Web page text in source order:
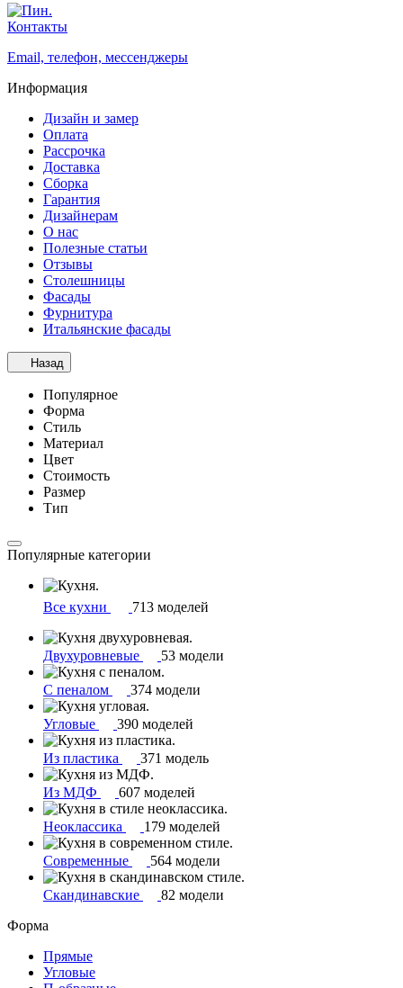
Контакты
Email, телефон, мессенджеры
Информация
Дизайн и замер
Оплата
Рассрочка
Доставка
Сборка
Гарантия
Дизайнерам
О нас
Полезные статьи
Отзывы
Столешницы
Фасады
Фурнитура
Итальянские фасады
Назад
Популярное
Форма
Стиль
Материал
Цвет
Стоимость
Размер
Тип
Популярные категории
Все кухни 713 моделей
Двухуровневые 53 модели
С пеналом 374 модели
Угловые 390 моделей
Из пластика 371 модель
Из МДФ 607 моделей
Неоклассика 179 моделей
Современные 564 модели
Скандинавские
82 модели
Форма
Прямые
Угловые